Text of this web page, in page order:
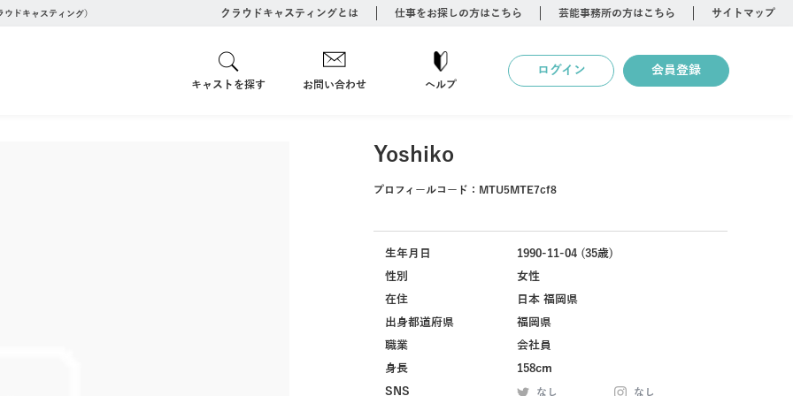
ドキャスティング） クラウドキャスティングとは 仕事をお探しの方はこちら 芸能事務所の方はこちら サイトマップ
キャストを探す お問い合わせ ヘルプ
ログイン 会員登録
Yoshiko
プロフィールコード： MTU5MTE7cf8
生年月日
1990-11-04 (35歳)
性別
女性
在住
日本 福岡県
出身都道府県
福岡県
職業
会社員
身長
158cm
SNS
なし なし